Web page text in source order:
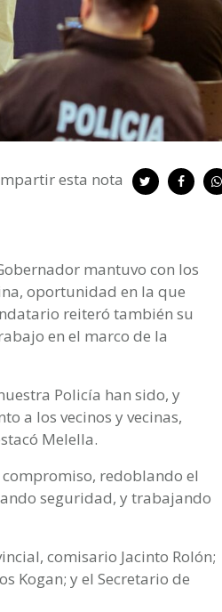
esta nota
mantuvo con los
oportunidad en la que
reiteró también su
en el marco de la
Policía han sido, y
a los vecinos y vecinas,
Melella.
redoblando el
seguridad, y trabajando
comisario Jacinto Rolón;
Kogan; y el Secretario de